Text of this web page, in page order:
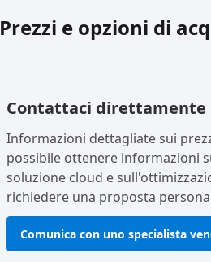
Prezzi e opzioni di
Contattaci direttamente
Informazioni dettagliate sui
possibile ottenere informazioni
soluzione cloud e
richiedere una proposta
Comunica con uno specialista